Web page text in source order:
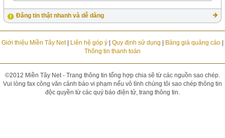
Đăng tin thật nhanh và dễ dàng
Giới thiệu Miền Tây Net| Liên hệ góp ý| Quy định sử dụng Bảng giá quảng cáo|
Thông tin thanh toán
©2012 Miền Tây Net - Trang thông tin tổng hợp chia sẽ từ các nguồn sao chép.
Vui lòng fax công văn cảnh báo vi phạm nếu vô tình chúng tôi sao chép thông tin
độc quyền từ các quý báo điện tử, trang thông tin.